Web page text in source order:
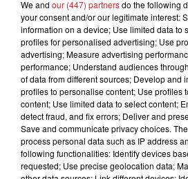
carrefour contact de la
sur l'une des agressions, ce sont
été vues, par des témoins: Une
plus âgé, et 4 très jeunes
originaires de Saint-Pol-sur-
Synthe.
Les deux mineurs déjà
présentés au juge d’instruction
We and our (447) partnersdo the following
your consent and/or our legitimate interest:
information on a device; Use limited data to
profiles for personalised advertising; Use
advertising; Measure advertising
performance; Understand audiences
of data from different sources; Develop and
profiles to personalise content; Use profiles
content; Use limited data to select content;
detect fraud, and fix errors; Deliver and
Save and communicate privacy choices.
process personal data such as IP address
following functionalities: Identify devices
requested; Use precise geolocation data;